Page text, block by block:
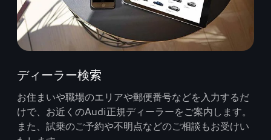
ディーラー検索
お住まいや職場のエリアや郵便番号などを入力するだ
けで、お近くのAudi正規ディーラーをご案内します。
また、試乗のご予約や不明点などのご相談もお受けい